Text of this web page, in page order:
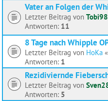
Vater an Folgen der
Letzter Beitrag von Tobi98
Antworten: 11
8 Tage nach Whipple
Letzter Beitrag von HoKa «
Antworten: 1
Rezidiviernde
Letzter Beitrag von
Antworten: 5